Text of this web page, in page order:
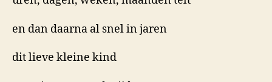
en dan daarna al snel in jaren
dit lieve kleine kind